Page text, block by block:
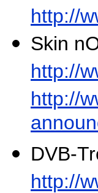
http://
Skin
http://
http://
DVB-
http://